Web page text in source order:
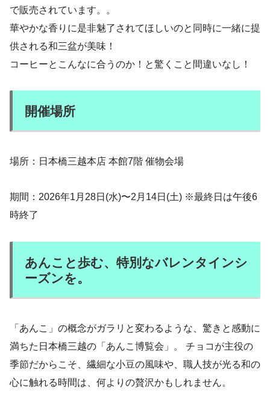
で販売されています。。
華やかな香りに是非魅了されてほしいのと同時に一緒に提
供される和三盆が美味！
コーヒーとこんなに合うのか！と驚くこと間違いなし！
開催場所
場所：日本橋三越本店 本館7階 催物会場
期間：2026年1月28日(水)〜2月14日(土) ※最終日は午後6
時終了
あんこと歩む、特別なバレンタインシ
ーズンを。
「あんこ」の概念がガラリと変わるような、驚きと感動に
満ちた日本橋三越の「あんこ博覧会」。 チョコが主役の
季節だからこそ、繊細な小豆の風味や、職人技が光る和の
心に触れる時間は、何よりの贅沢かもしれません。